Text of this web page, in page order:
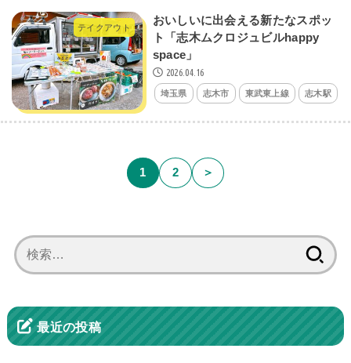
テイクアウト
おいしいに出会える新たなスポッ
ト「志木ムクロジュビルhappy
space」
2026.04.16
埼玉県 志木市 東武東上線 志木駅
1 2 ＞
索:
最近の投稿